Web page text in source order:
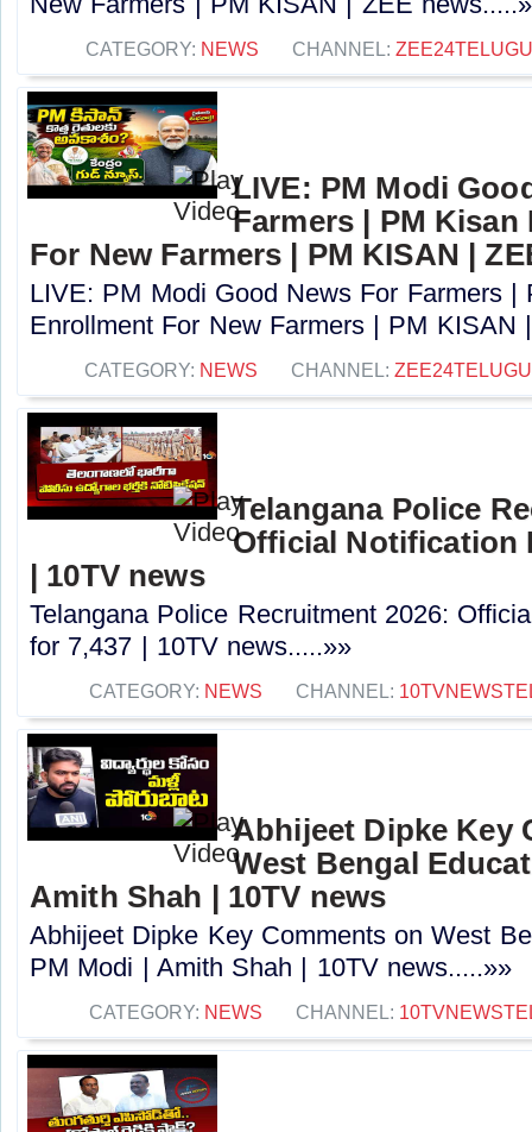
CATEGORY: NEWS CHANNEL:
LIVE: PM Modi
Farmers | PM
For New Farmers | PM KISAN |
LIVE: PM Modi Good News For Farmers |
Enrollment For New Farmers | PM KISAN
CATEGORY: NEWS CHANNEL:
Telangana Police
Official Notification
| 10TV news
Telangana Police Recruitment 2026:
for 7,437 | 10TV news.....»»
CATEGORY: NEWS CHANNEL:
Abhijeet Dipke Key
West Bengal
Amith Shah | 10TV news
Abhijeet Dipke Key Comments on West
PM Modi | Amith Shah | 10TV news.....»»
CATEGORY: NEWS CHANNEL: